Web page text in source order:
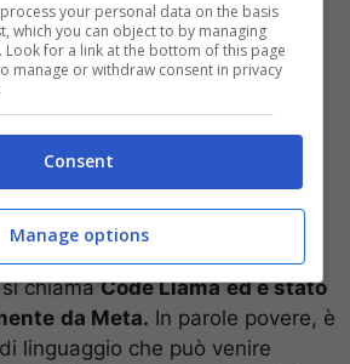
si chiamaCode Llama ed è stato
da Meta. In parole povere, è
linguaggio che può venire
your personal data on the basis
which you can object to by managing
for a link at the bottom of this page
manage or withdraw consent in privacy
Consent
Manage options